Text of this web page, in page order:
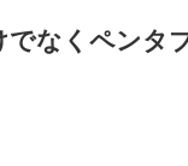
なくペンタ